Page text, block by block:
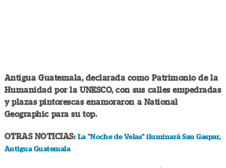
Antigua Guatemala, declarada como Patrimonio de la
Humanidad por la UNESCO, con sus calles empedradas
y plazas pintorescas enamoraron a National
Geographic para su top.
OTRAS NOTICIAS: La "Noche de Velas" iluminará San Gaspar,
Antigua Guatemala